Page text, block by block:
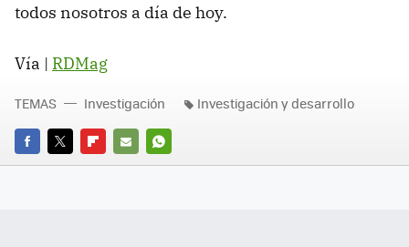
todos nosotros a día de hoy.
Vía | RDMag
FACEBOOK
TWITTERFLIPBOARD
E-
WHATSAPP
TEMAS Investigación Investigación y desarrollo